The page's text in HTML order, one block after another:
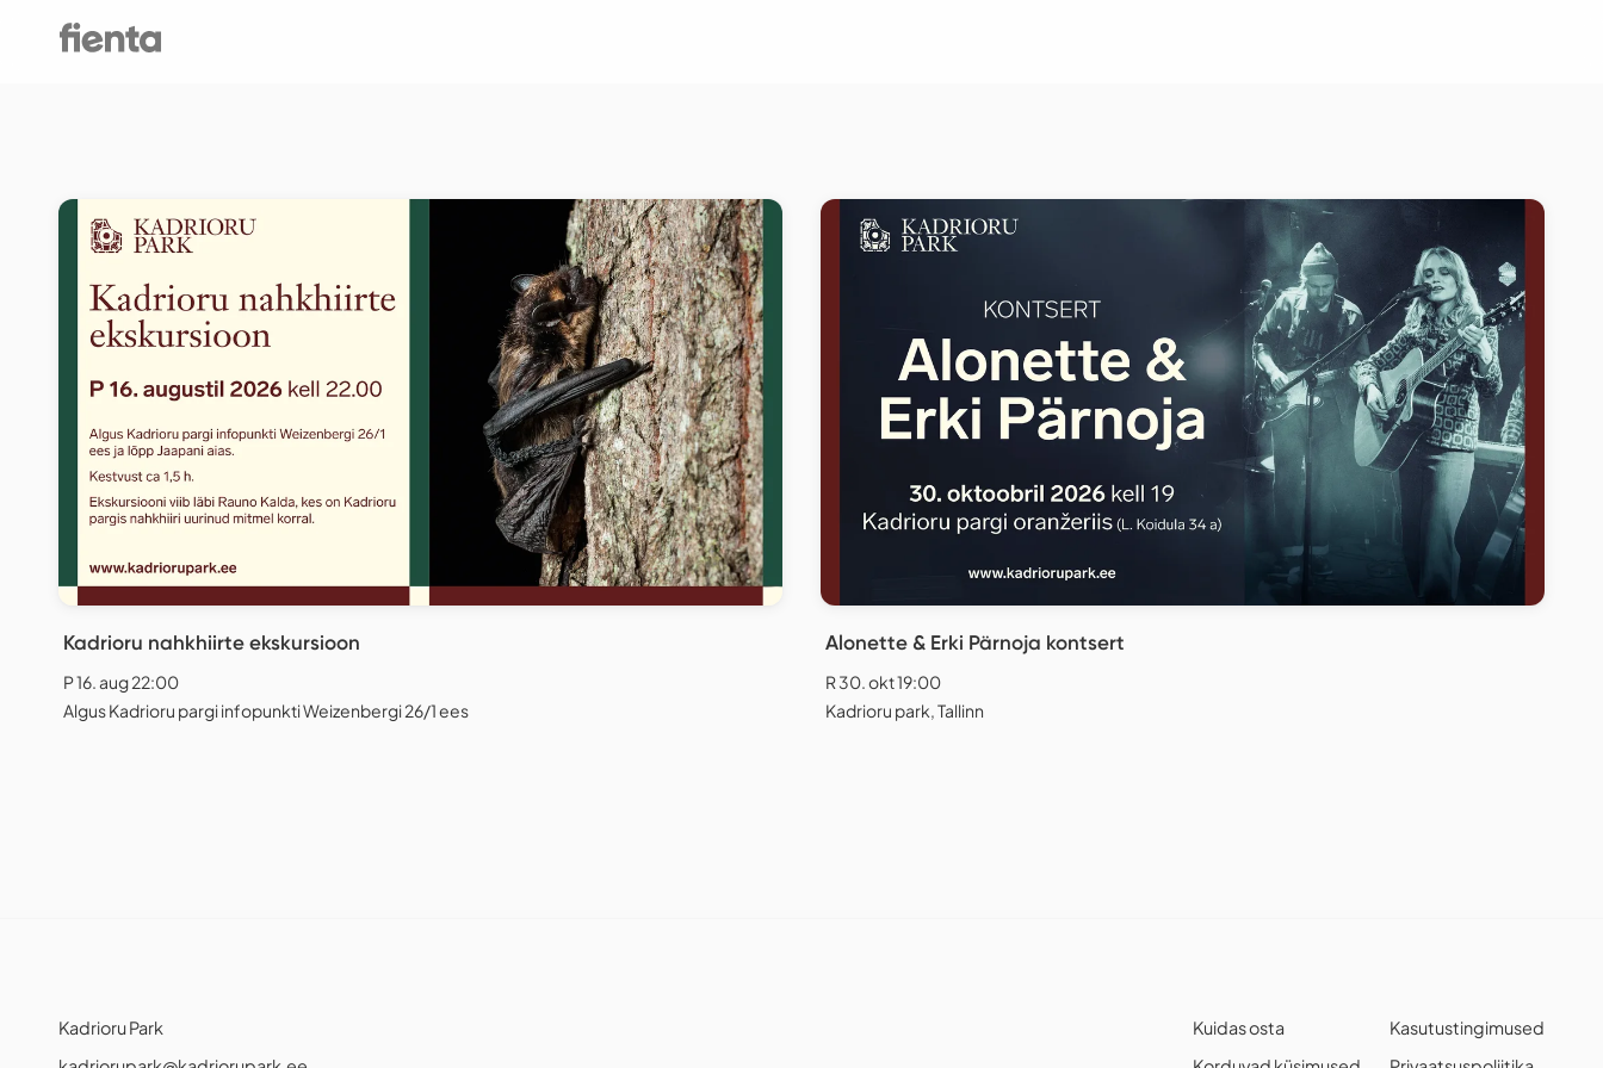
Kadrioru nahkhiirte ekskursioon
P 16. aug 22:00
Algus Kadrioru pargi infopunkti Weizenbergi 26/1 ees
Alonette & Erki Pärnoja kontsert
R 30. okt 19:00
Kadrioru park, Tallinn
Kadrioru Park
Kuidas osta
Kasutustingimused